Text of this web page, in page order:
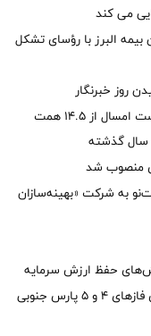
می کند
البرز با رؤسای تشکل
روز خبرنگار
حق بیمه تولیدی بیمه ملت در چهار ماه نخست امسال از 14.5 همت
منصوب شد
تجارت‌نو به شرکت «بهینه‌سازان
حفظ ارزش سرمایه
جنوبی